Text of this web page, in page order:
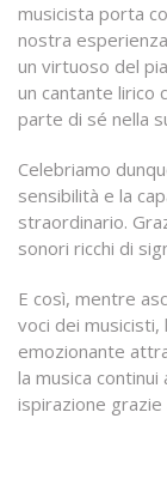
musicista porta
nostra
un virtuoso del
un cantante lirico
parte di sé nella
Celebriamo
sensibilità e la
straordinario.
sonori ricchi di
E così, mentre
voci dei
emozionante
la musica
ispirazione